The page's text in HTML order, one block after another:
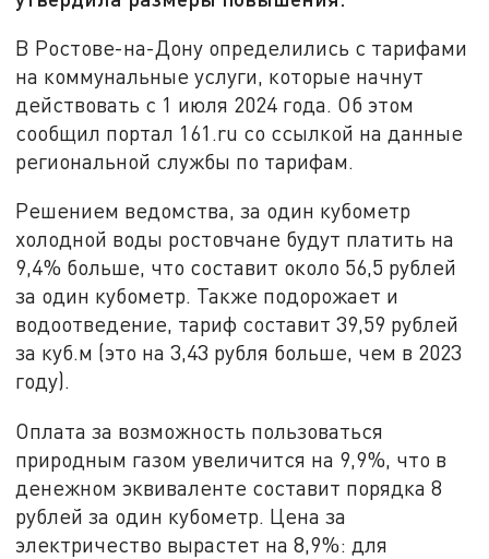
В Ростове-на-Дону определились с тарифами
на коммунальные услуги, которые начнут
действовать с 1 июля 2024 года. Об этом
сообщил портал 161.ru со ссылкой на данные
региональной службы по тарифам.
Решением ведомства, за один кубометр
холодной воды ростовчане будут платить на
9,4% больше, что составит около 56,5 рублей
за один кубометр. Также подорожает и
водоотведение, тариф составит 39,59 рублей
за куб.м (это на 3,43 рубля больше, чем в 2023
году).
Оплата за возможность пользоваться
природным газом увеличится на 9,9%, что в
денежном эквиваленте составит порядка 8
рублей за один кубометр. Цена за
электричество вырастет на 8,9%: для